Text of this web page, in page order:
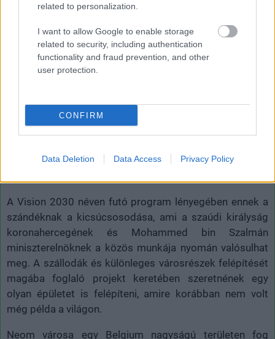
related to personalization.
I want to allow Google to enable storage
related to security, including authentication
functionality and fraud prevention, and other
user protection.
CONFIRM
Data Deletion Data Access Privacy Policy
fontos dolog, és nem lesz szükség autókra.
A közel-keleti olajországok - amellett, hogy gigantikus
innovációkra, melyek egy élhetőbb jövő eljövetelét
segíthetik elő. Dubaj, az Egyesült Arab Emírségek és
lehetőségeikhez mérten egymásra licitálva alkossanak
A Vision 2030 néven futó program lényegében ennek a
szándéknak a kicsúcsosodása, ami a szaúdi királyság
koronahercegének és Mohammed bin Szalmán
miniszterelnöknek a közös munkája nyomán valósulhat
meg. A szállodák és különleges városrészek felépítését
magába foglaló projekt keretében szeretnének egy
olyan épületet is felépíteni, amire korábban nem volt
még példa a világon.
Neom városa egy Belgium nagyságú területen fog